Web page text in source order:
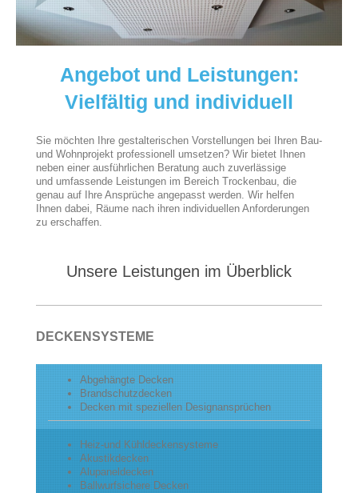
Angebot und Leistungen:
Vielfältig und individuell
Sie möchten Ihre gestalterischen Vorstellungen bei Ihren Bau-
und Wohnprojekt professionell umsetzen? Wir bietet Ihnen
neben einer ausführlichen Beratung auch zuverlässige
und umfassende Leistungen im Bereich Trockenbau, die
genau auf Ihre Ansprüche angepasst werden. Wir helfen
Ihnen dabei, Räume nach ihren individuellen Anforderungen
zu erschaffen.
Unsere Leistungen im Überblick
DECKENSYSTEME
Abgehängte Decken
Brandschutzdecken
Decken mit speziellen Designansprüchen
Heiz-und Kühldeckensysteme
Akustikdecken
Alupaneldecken
Ballwurfsichere Decken